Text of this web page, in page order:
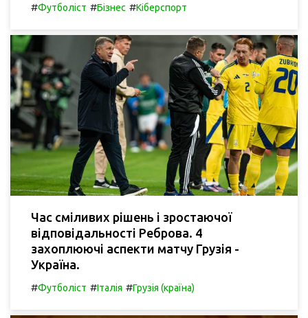
#Футболіст #Бізнес #Кіберспорт
Час сміливих рішень і зростаючої
відповідальності Реброва. 4
захоплюючі аспекти матчу Грузія -
Україна.
#Футболіст #Італія #Грузія (країна)